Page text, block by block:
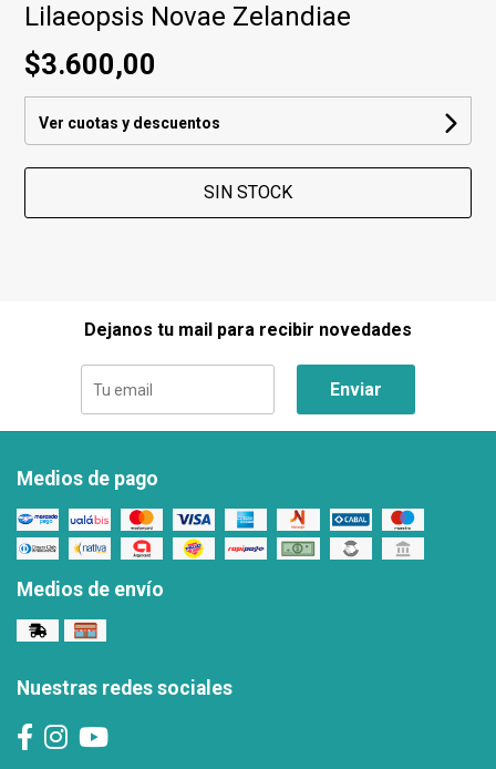
Lilaeopsis Novae Zelandiae
$3.600,00
Ver cuotas y descuentos
SIN STOCK
Dejanos tu mail para recibir novedades
Enviar
Medios de pago
Medios de envío
Nuestras redes sociales